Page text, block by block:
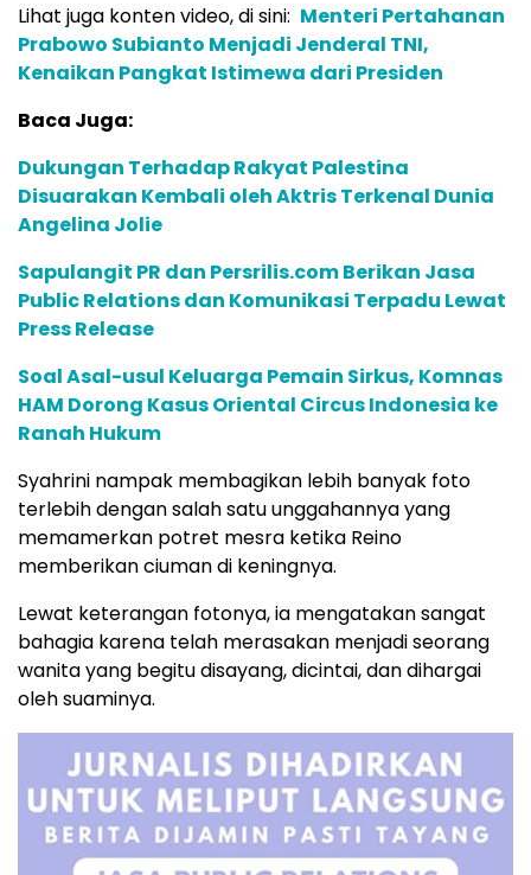
Lihat juga konten video, di sini: Menteri Pertahanan
Prabowo Subianto Menjadi Jenderal TNI,
Kenaikan Pangkat Istimewa dari Presiden
Baca Juga:
Dukungan Terhadap Rakyat Palestina
Disuarakan Kembali oleh Aktris Terkenal Dunia
Angelina Jolie
Sapulangit PR dan Persrilis.com Berikan Jasa
Public Relations dan Komunikasi Terpadu Lewat
Press Release
Soal Asal-usul Keluarga Pemain Sirkus, Komnas
HAM Dorong Kasus Oriental Circus Indonesia ke
Ranah Hukum
Syahrini nampak membagikan lebih banyak foto
terlebih dengan salah satu unggahannya yang
memamerkan potret mesra ketika Reino
memberikan ciuman di keningnya.
Lewat keterangan fotonya, ia mengatakan sangat
bahagia karena telah merasakan menjadi seorang
wanita yang begitu disayang, dicintai, dan dihargai
oleh suaminya.